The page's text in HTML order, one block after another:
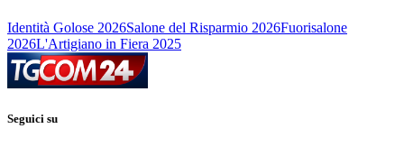
Identità Golose 2026Salone del Risparmio 2026Fuorisalone
2026L'Artigiano in Fiera 2025
Seguici su